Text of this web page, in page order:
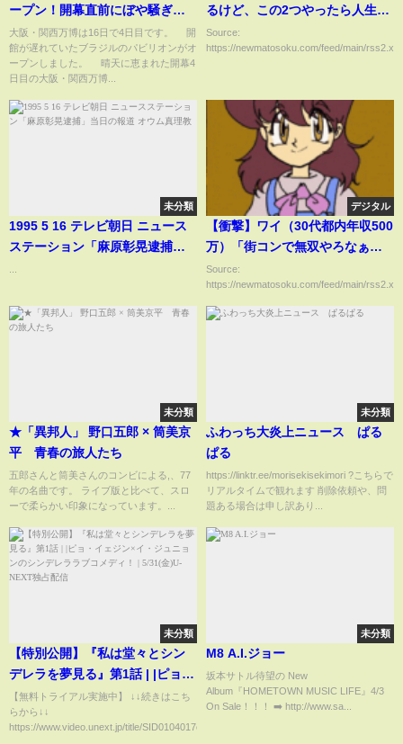
ープン！開幕直前にぼや騒ぎ
建設遅れのパビリオンも 大
阪・関西万博
大阪・関西万博は16日で4日目です。 開
館が遅れていたブラジルのパビリオンがオ
ープンしました。 晴天に恵まれた開幕4
日目の大阪・関西万博...
るけど、この2つやったら人生終
わるっていうのを教えたる
Source:
https://newmatosoku.com/feed/main/
未分類
1995 5 16 テレビ朝日 ニュース
ステーション「麻原彰晃逮捕」
デジタル
【衝撃】ワイ（30代都内年収500
万）「街コンで無双やろなぁ
ｗ」→結果ｗｗｗｗｗ
Source:
https://newmatosoku.com/feed/main/
未分類
★「異邦人」 野口五郎 × 筒美京
平 青春の旅人たち
五郎さんと筒美さんのコンビによる,、77
年の名曲です。 ライブ版と比べて、スロ
ーで柔らかい印象になっています。...
未分類
ふわっち大炎上ニュース ぱる
ぱる
https://linktr.ee/morisekisekimori ?こちらで
リアルタイムで観れます 削除依頼や、問
題ある場合は申し訳あり...
未分類
【特別公開】『私は堂々とシン
デレラを夢見る』第1話 | |ピョ・
イェジン×イ・ジュニョンのシン
デレララブコメディ！ |
5/31(金)U-NEXT独占配信
【無料トライアル実施中】 ↓↓続きはこち
らから↓↓
https://www.video.unext.jp/title/SID0104017c...
未分類
M8 A.I.ジョー
坂本サトル待望の New
Album『HOMETOWN MUSIC LIFE』4/3
On Sale！！！ ➡️ http://www.sa...